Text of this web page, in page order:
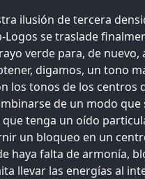
ilusión de tercera
Logos se traslade
verde para, de
digamos, un tono
los tonos de los centros
de un modo que
tenga un oído
un bloqueo en un
haya falta de armonía,
llevar las energías al